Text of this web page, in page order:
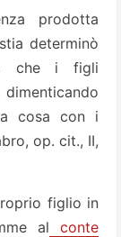
prodotta
determinò
che i figli
cosa con i
op. cit., II,
figlio in
al conte